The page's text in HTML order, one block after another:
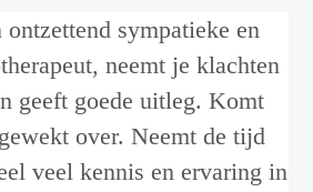
ontzettend sympatieke en
neemt je klachten
geeft goede uitleg. Komt
over. Neemt de tijd
veel kennis en ervaring in